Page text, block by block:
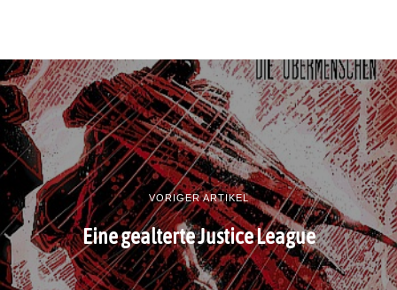
VORIGER ARTIKEL
Eine gealterte Justice League